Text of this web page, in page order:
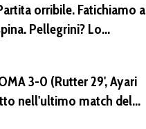
orribile. Fatichiamo a
Pellegrini? Lo
tra un mese.
3-0 (Rutter 29', Ayari
nell'ultimo match del
e VIDEO)